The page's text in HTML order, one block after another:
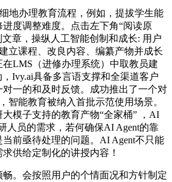
办理教育流程，例如，提拔学生能
度调整难度。点击左下角“阅读原
章，操纵人工智能创制和成长: 用户
立课程、改良内容、编纂产物并成长
LMS（进修办理系统）中取教员建
Ivy.ai具备多言语支撑和全渠道客户
一的和及时反馈。成功推出了一个对
智能教育被纳入首批示范使用场景。
模子支持的教育产物“全家桶” ，AI
人员的需求，若何确保AI Agent的靠
前亟待处理的问题。AI Agent不只能
供给定制化的讲授内容！
会按照用户的个情面况和方针制定